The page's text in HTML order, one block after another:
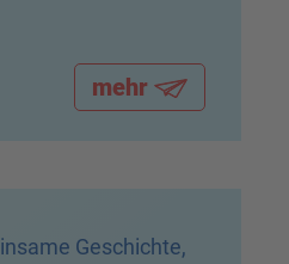
mehr
Geschichte,